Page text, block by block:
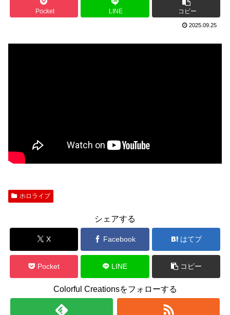
Pocket LINE コピー
2025.09.25
ホロライブ
シェアする
X Facebook はてブ
Pocket LINE コピー
Colorful Creationsをフォローする